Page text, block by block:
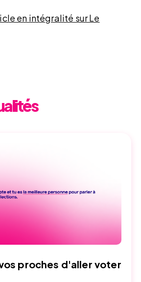
en intégralité sur Le
proches d'aller voter